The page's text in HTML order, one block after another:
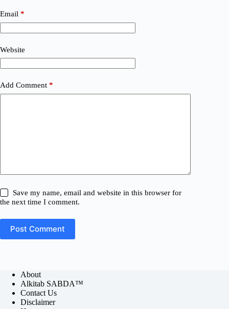
Email *
Website
Add Comment *
Save my name, email and website in this browser for
the next time I comment.
Post Comment
About
Alkitab SABDA™
Contact Us
Disclaimer